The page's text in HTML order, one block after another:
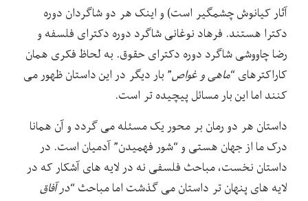
آثار کیانوش چشمگیر است) و اینک هر دو شاگردان دوره
دکترا هستند. فرهاد نوغانی شاگرد دوره دکترای فلسفه و
رضا چاووشی شاگرد دوره دکترای حقوق. به لحاظ فکری همان
کاراکترهای “ماهی و غواص” بار دیگر در این داستان ظهور می
کنند اما این بار مسائل پیچیده تر است.
داستان هر دو رمان بر محور یک مسئله می گردد و آن همانا
درک ما از جهان هستی و “شور فهمیدن” آدمیان است. در
داستان نخست، مباحث فلسفی نه در لایه های آشکار که در
لایه های پنهان تر داستان می گذشت اما مباحث “در آفاق